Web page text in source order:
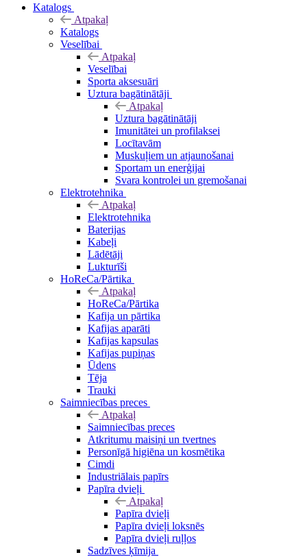
Katalogs
Atpakaļ
Katalogs
Veselībai
Atpakaļ
Veselībai
Sporta aksesuāri
Uztura bagātinātāji
Atpakaļ
Uztura bagātinātāji
Imunitātei un profilaksei
Locītavām
Muskuļiem un atjaunošanai
Sportam un enerģijai
Svara kontrolei un gremošanai
Elektrotehnika
Atpakaļ
Elektrotehnika
Baterijas
Kabeļi
Lādētāji
Lukturīši
HoReCa/Pārtika
Atpakaļ
HoReCa/Pārtika
Kafija un pārtika
Kafijas aparāti
Kafijas kapsulas
Kafijas pupiņas
Ūdens
Tēja
Trauki
Saimniecības preces
Atpakaļ
Saimniecības preces
Atkritumu maisiņi un tvertnes
Personīgā higiēna un kosmētika
Cimdi
Industriālais papīrs
Papīra dvieļi
Atpakaļ
Papīra dvieļi
Papīra dvieļi loksnēs
Papīra dvieļi ruļļos
Sadzīves ķīmija